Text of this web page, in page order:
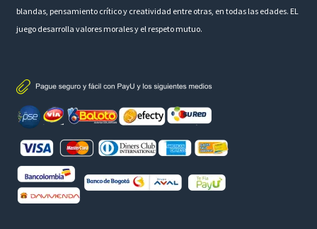
blandas, pensamiento crítico y creatividad entre otras, en todas las edades. EL
juego desarrolla valores morales y el respeto mutuo.